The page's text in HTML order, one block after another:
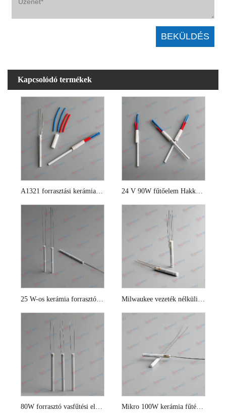
Kapcsolódó termékek
A1321 forrasztási kerámia fűtőelem
25 W-os kerámia forrasztó fűtőelem
80W forrasztó vasfűtési elemek Mikro 100W kerámia fűtési elem